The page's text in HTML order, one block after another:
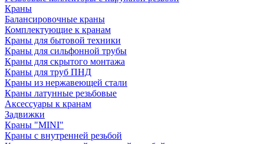
Краны
Балансировочные краны
Комплектующие к кранам
Краны для бытовой техники
Краны для сильфонной трубы
Краны для скрытого монтажа
Краны для труб ПНД
Краны из нержавеющей стали
Краны латунные резьбовые
Аксессуары к кранам
Задвижки
Краны "MINI"
Краны с внутренней резьбой